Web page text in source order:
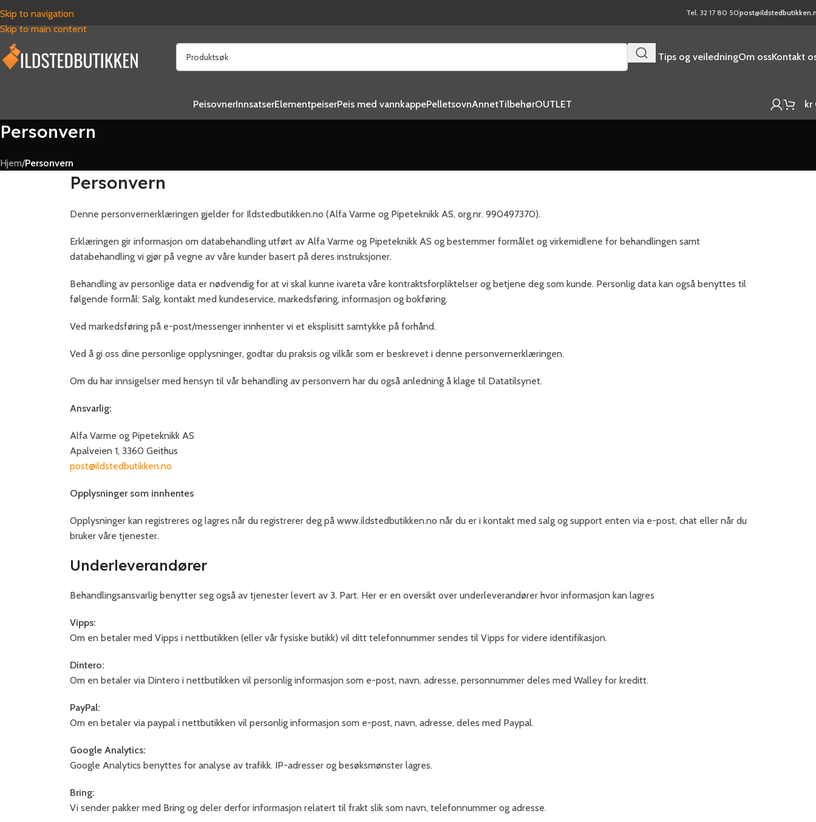
Skip to navigation
Skip to main content
Tel. 32 17 80 50
Tips og veiledningOm ossKontakt
PeisovnerInnsatserElementpeiserPeis med vannkappePelletsovnAnnetTilbehørOUTLET kr
Personvern
Hjem/Personvern
Personvern
Denne personvernerklæringen gjelder for Ildstedbutikken.no (Alfa Varme og Pipeteknikk AS, org.nr. 990497370).
Erklæringen gir informasjon om databehandling utført av Alfa Varme og Pipeteknikk AS og bestemmer formålet og virkemidlene for behandlingen samt
databehandling vi gjør på vegne av våre kunder basert på deres instruksjoner.
Behandling av personlige data er nødvendig for at vi skal kunne ivareta våre kontraktsforpliktelser og betjene deg som kunde. Personlig data kan også benyttes til
følgende formål: Salg, kontakt med kundeservice, markedsføring, informasjon og bokføring.
Ved markedsføring på e-post/messenger innhenter vi et eksplisitt samtykke på forhånd.
Ved å gi oss dine personlige opplysninger, godtar du praksis og vilkår som er beskrevet i denne personvernerklæringen.
Om du har innsigelser med hensyn til vår behandling av personvern har du også anledning å klage til Datatilsynet.
Ansvarlig:
Alfa Varme og Pipeteknikk AS
Apalveien 1, 3360 Geithus
post@ildstedbutikken.no
Opplysninger som innhentes
Opplysninger kan registreres og lagres når du registrerer deg på www.ildstedbutikken.no når du er i kontakt med salg og support enten via e-post, chat eller når du
bruker våre tjenester.
Underleverandører
Behandlingsansvarlig benytter seg også av tjenester levert av 3. Part. Her er en oversikt over underleverandører hvor informasjon kan lagres
Vipps:
Om en betaler med Vipps i nettbutikken (eller vår fysiske butikk) vil ditt telefonnummer sendes til Vipps for videre identifikasjon.
Dintero:
Om en betaler via Dintero i nettbutikken vil personlig informasjon som e-post, navn, adresse, personnummer deles med Walley for kreditt.
PayPal:
Om en betaler via paypal i nettbutikken vil personlig informasjon som e-post, navn, adresse, deles med Paypal.
Google Analytics:
Google Analytics benyttes for analyse av trafikk. IP-adresser og besøksmønster lagres.
Bring:
Vi sender pakker med Bring og deler derfor informasjon relatert til frakt slik som navn, telefonnummer og adresse.